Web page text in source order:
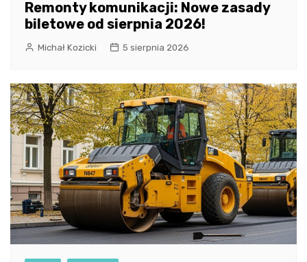
Remonty komunikacji: Nowe zasady
biletowe od sierpnia 2026!
Michał Kozicki 5 sierpnia 2026